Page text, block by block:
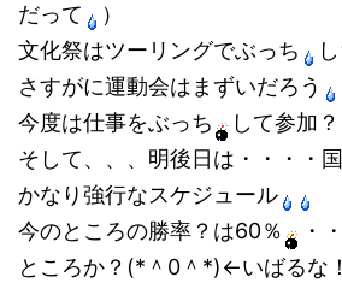
だって
）
文化祭はツーリングでぶっち
さすがに運動会はまずいだろう
今度は仕事をぶっち
して参加？
そして、、、明後日は・・・・
かなり強行なスケジュール
今のところの勝率？は60％
・
ところか？(*＾0＾*)←いばるな